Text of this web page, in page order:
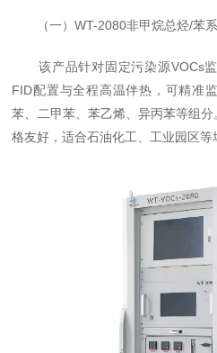
（一）WT-2080非甲烷总烃/苯系
该产品针对固定污染源VOCs监
FID配置与全程高温伴热，可精准
苯、二甲苯、苯乙烯、异丙苯等组
格友好，适合石油化工、工业园区等